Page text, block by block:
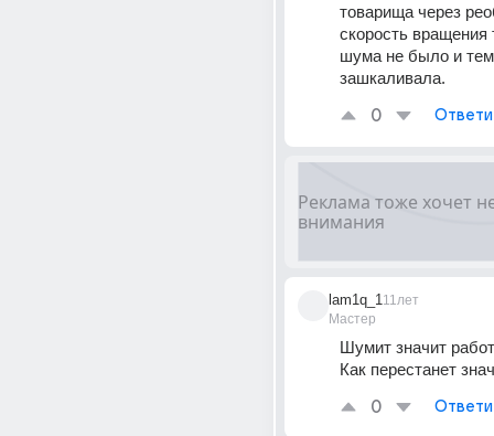
товарища через
скорость вращения
шума не было и
зашкаливала.
0
lam1q_1
Мастер
11лет
Шумит значит
Как перестанет
0